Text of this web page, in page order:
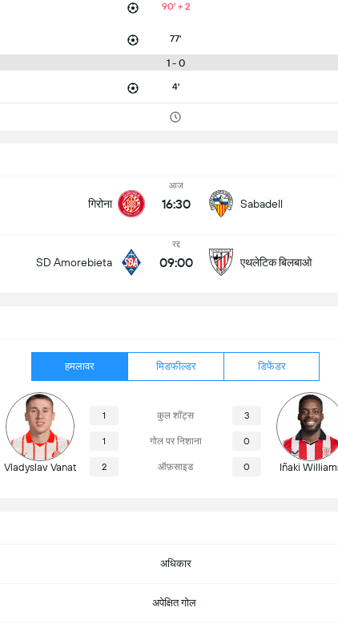
90' + 2
77'
1 - 0
4'
गिरोना
आज
16:30 Sabadell
SD Amorebieta
रद्द
09:00 एथलेटिक बिलबाओ
हमलावर मिडफील्डर डिफेंडर
Vladyslav Vanat
1 कुल शॉट्स 3
1 गोल पर निशाना 0
2 ऑफ़साइड 0 Iñaki
अधिकार
अपेक्षित गोल